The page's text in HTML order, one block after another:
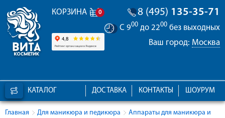
КОРЗИНА 0 8 (495) 135-35-71
С 900 до 2200 без выходных
Ваш город: Москва
КАТАЛОГ ШОУРУМ
КОНТАКТЫ
ДОСТАВКА
Главная Для маникюра и педикюра
Аппараты для маникюра и